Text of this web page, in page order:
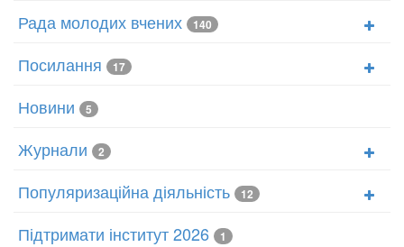
Рада молодих вчених 140
Посилання 17
Новини 5
Журнали 2
Популяризаційна діяльність 12
Підтримати інститут 2026 1